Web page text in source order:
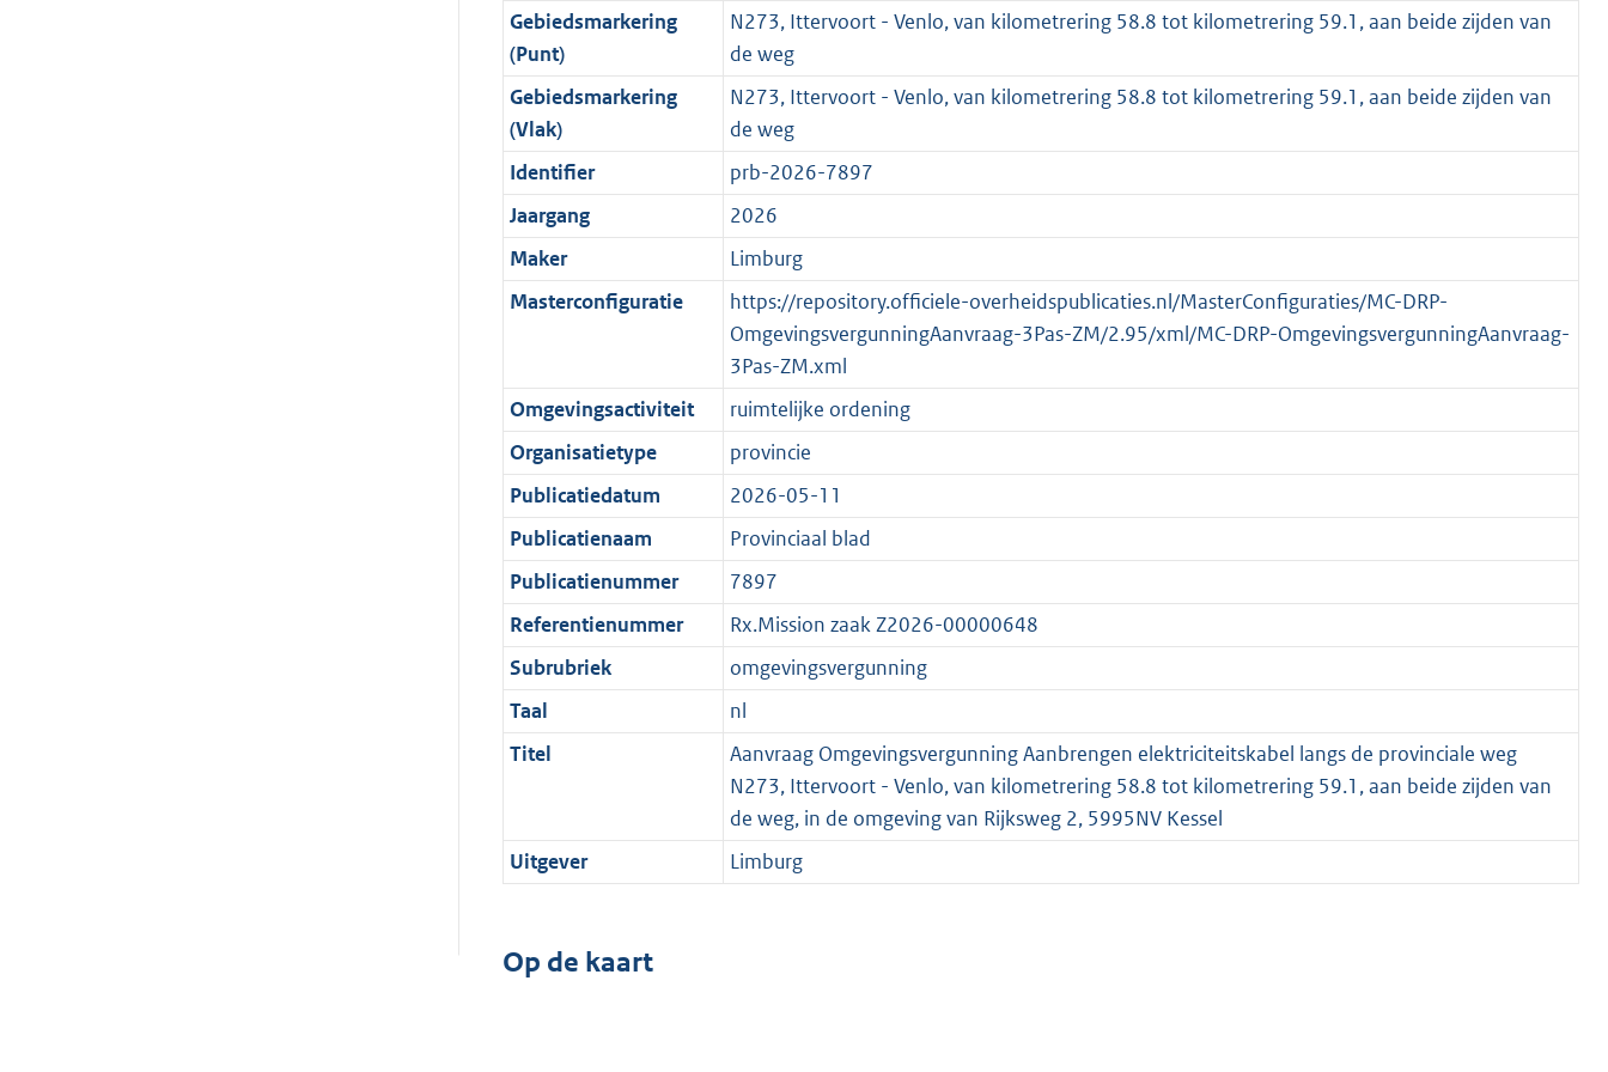
o
r
m
a
a
t
f
o
r
m
a
a
t
n
f
o
r
m
a
a
t
i
n
f
o
r
m
a
a
t
K
o
t
t
e
:
4
K
b
o
o
t
t
e
:
K
b
Gebiedsmarkering
(Punt)
N273, Ittervoort - Venlo, van kilometrering 58.8 tot kilometrering 59.1, aan beide zijden van
de weg
Gebiedsmarkering
(Vlak)
N273, Ittervoort - Venlo, van kilometrering 58.8 tot kilometrering 59.1, aan beide zijden van
de weg
Identifier
prb-2026-7897
Jaargang
2026
Maker
Limburg
Masterconfiguratie
https://repository.officiele-overheidspublicaties.nl/MasterConfiguraties/MC-DRP-
OmgevingsvergunningAanvraag-3Pas-ZM/2.95/xml/MC-DRP-OmgevingsvergunningAanvraag-
3Pas-ZM.xml
Omgevingsactiviteit
ruimtelijke ordening
Organisatietype
provincie
Publicatiedatum
2026-05-11
Publicatienaam
Provinciaal blad
Publicatienummer
7897
Referentienummer
Rx.Mission zaak Z2026-00000648
Subrubriek
omgevingsvergunning
Taal
nl
Titel
Aanvraag Omgevingsvergunning Aanbrengen elektriciteitskabel langs de provinciale weg
N273, Ittervoort - Venlo, van kilometrering 58.8 tot kilometrering 59.1, aan beide zijden van
de weg, in de omgeving van Rijksweg 2, 5995NV Kessel
Uitgever
Limburg
Op de kaart